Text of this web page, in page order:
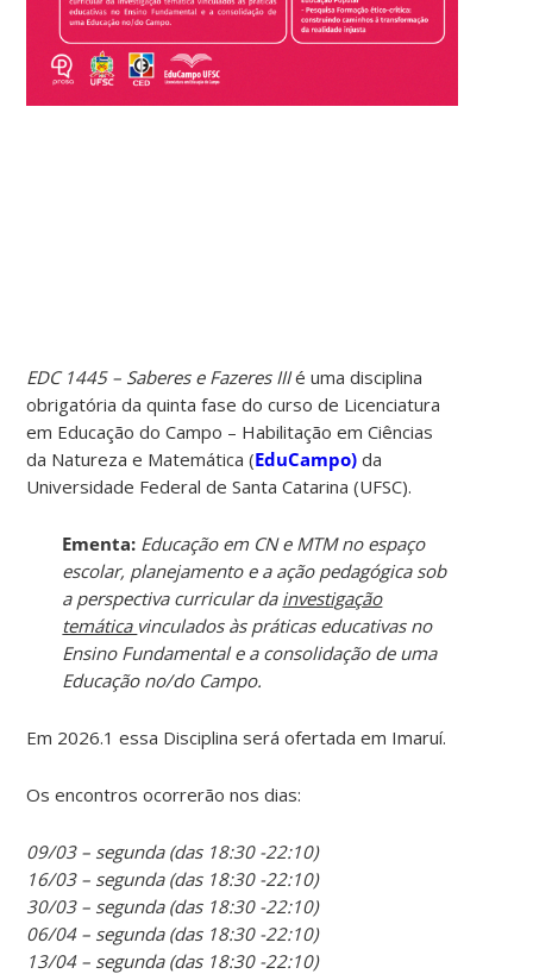
EDC 1445 – Saberes e Fazeres IIIé uma disciplina
obrigatória da quinta fase do curso de Licenciatura
em Educação do Campo – Habilitação em Ciências
da Natureza e Matemática (EduCampo) da
Universidade Federal de Santa Catarina (UFSC).
Ementa: Educação em CN e MTM no espaço
escolar, planejamento e a ação pedagógica sob
a perspectiva curricular da investigação
temática vinculados às práticas educativas no
Ensino Fundamental e a consolidação de uma
Educação no/do Campo.
Em 2026.1 essa Disciplina será ofertada em Imaruí.
Os encontros ocorrerão nos dias:
09/03 – segunda (das 18:30 -22:10)
16/03 – segunda (das 18:30 -22:10)
30/03 – segunda (das 18:30 -22:10)
06/04 – segunda (das 18:30 -22:10)
13/04 – segunda (das 18:30 -22:10)